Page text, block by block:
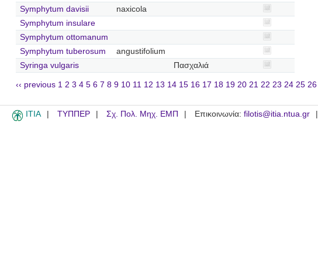
Symphytum davisii
naxicola
Symphytum insulare
Symphytum ottomanum
Symphytum tuberosum
angustifolium
Syringa vulgaris
Πασχαλιά
‹‹ previous 1 2 3 4 5 6 7 8 9 10 11 12 13 14 15 16 17 18 19 20 21 22 23 24 25 26
ITIA ΤΥΠΠΕΡ Σχ. Πολ. Μηχ. ΕΜΠ Επικοινωνία: filotis@itia.ntua.gr